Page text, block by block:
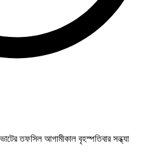
তফসিল আগামীকাল বৃহস্পতিবার সন্ধ্যা